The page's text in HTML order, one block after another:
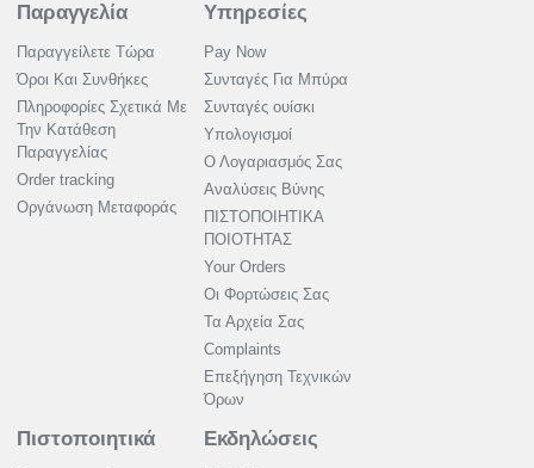
Παραγγελία
Παραγγείλετε Τώρα
Όροι Και Συνθήκες
Πληροφορίες Σχετικά Με
Την Κατάθεση
Παραγγελίας
Order tracking
Οργάνωση Μεταφοράς
Υπηρεσίες
Pay Now
Συνταγές Για Μπύρα
Συνταγές ουίσκι
Υπολογισμοί
Ο Λογαριασμός Σας
Αναλύσεις Βύνης
ΠΙΣΤΟΠΟΙΗΤΙΚΑ
ΠΟΙΟΤΗΤΑΣ
Your Orders
Οι Φορτώσεις Σας
Τα Αρχεία Σας
Complaints
Επεξήγηση Τεχνικών
Όρων
Πιστοποιητικά Εκδηλώσεις